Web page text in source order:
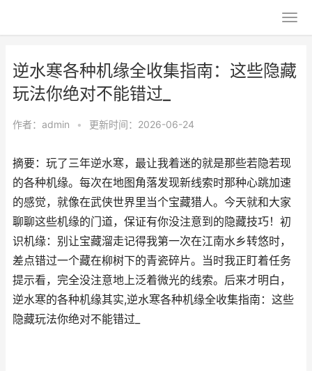
逆水寒各种机缘全收集指南：这些隐藏
玩法你绝对不能错过_
作者： admin • 更新时间：2026-06-24
摘要：玩了三年逆水寒，最让我着迷的就是那些若隐若现
的各种机缘。每次在地图角落发现新线索时那种心跳加速
的感觉，就像在武侠世界里当个宝藏猎人。今天就和大家
聊聊这些机缘的门道，保证有你没注意到的隐藏技巧！初
识机缘：别让宝藏溜走记得我第一次在江南水乡转悠时，
差点错过一个藏在柳树下的青瓷碎片。当时我正盯着任务
提示看，完全没注意地上泛着微光的线索。后来才明白，
逆水寒的各种机缘其实,逆水寒各种机缘全收集指南：这些
隐藏玩法你绝对不能错过_